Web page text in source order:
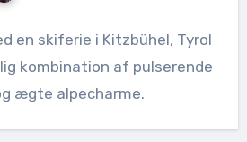
en skiferie i Kitzbühel, Tyrol
kombination af pulserende
ægte alpecharme.